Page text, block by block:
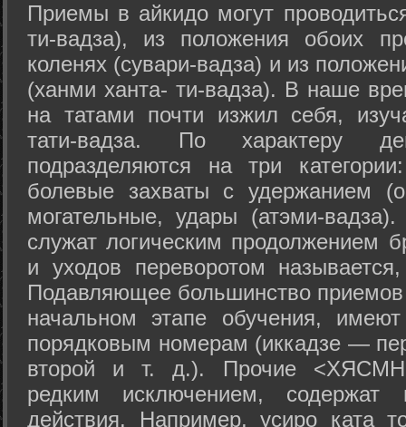
Приемы в айкидо могут
ти-вадза), из положения обоих
коленях (сувари-вадза) и из
(ханми ханта- ти-вадза). В наше
на татами почти изжил себя,
тати-вадза. По характеру
подразделяются на три
болевые захваты с удержанием
могательные, удары (атэми-
служат логическим продолжением
и уходов переворотом
Подавляющее большинство
начальном этапе обучения,
порядковым номерам (иккадзе —
второй и т. д.). Прочие
редким исключением, содержат
действия. Например, усиро ката